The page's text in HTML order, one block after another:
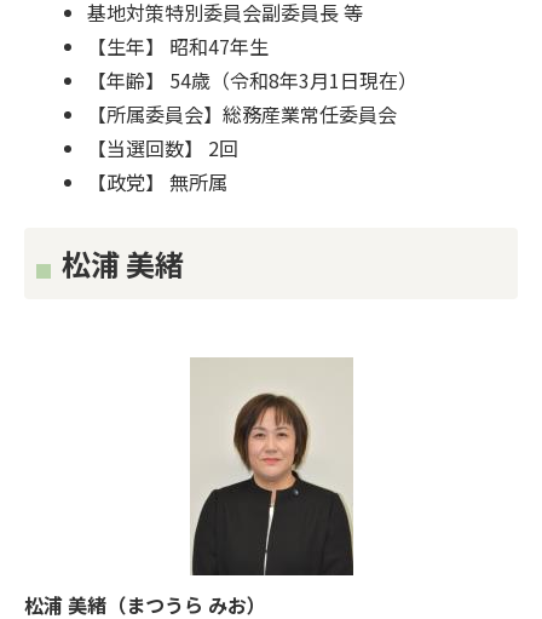
基地対策特別委員会副委員長 等
【生年】 昭和47年生
【年齢】 54歳（令和8年3月1日現在）
【所属委員会】総務産業常任委員会
【当選回数】 2回
【政党】 無所属
松浦 美緒
松浦 美緒（まつうら みお）